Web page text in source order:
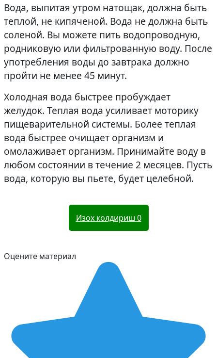
Вода, выпитая утром натощак, должна быть
теплой, не кипяченой. Вода не должна быть
соленой. Вы можете пить водопроводную,
родниковую или фильтрованную воду. После
употребления воды до завтрака должно
пройти не менее 45 минут.
Холодная вода быстрее пробуждает
желудок. Теплая вода усиливает моторику
пищеварительной системы. Более теплая
вода быстрее очищает организм и
омолаживает организм. Принимайте воду в
любом состоянии в течение 2 месяцев. Пусть
вода, которую вы пьете, будет целебной.
Изох колдириш 0
Оцените материал